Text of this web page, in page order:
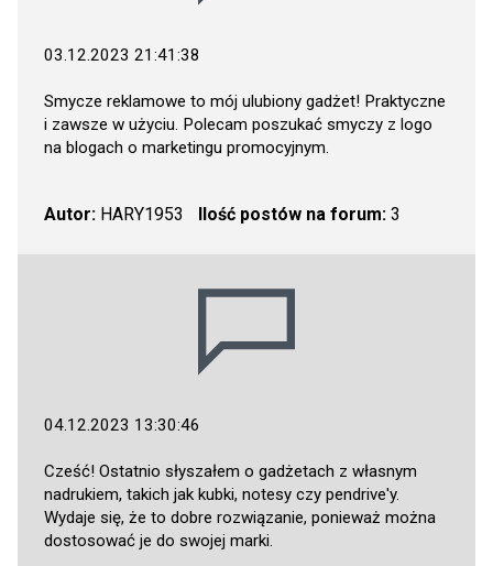
03.12.2023 21:41:38
Smycze reklamowe to mój ulubiony gadżet! Praktyczne
i zawsze w użyciu. Polecam poszukać smyczy z logo
na blogach o marketingu promocyjnym.
Autor: HARY1953 Ilość postów na forum:3
04.12.2023 13:30:46
Cześć! Ostatnio słyszałem o gadżetach z własnym
nadrukiem, takich jak kubki, notesy czy pendrive'y.
Wydaje się, że to dobre rozwiązanie, ponieważ można
dostosować je do swojej marki.